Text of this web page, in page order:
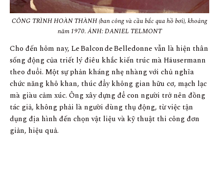
CÔNG TRÌNH HOÀN THÀNH (ban công và cầu bắc qua hồ bơi), khoảng
năm 1970. ẢNH: DANIEL TELMONT
Cho đến hôm nay, Le Balcon de Belledonne vẫn là hiện thân
sống động của triết lý điêu khắc kiến trúc mà Häusermann
theo đuổi. Một sự phản kháng nhẹ nhàng với chủ nghĩa
chức năng khô khan, thúc đẩy không gian hữu cơ, mạch lạc
mà giàu cảm xúc. Ông xây dựng để con người trở nên đồng
tác giả, không phải là người dùng thụ động, từ việc tận
dụng địa hình đến chọn vật liệu và kỹ thuật thi công đơn
giản, hiệu quả.